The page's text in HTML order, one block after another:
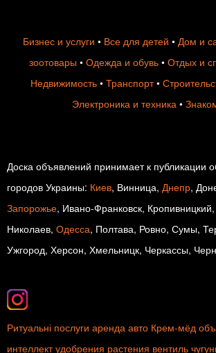
Бизнес и услуги • Все для детей • Дом и
зоотовары • Одежда и обувь • Отдых и
Недвижимость• Транспорт•
Электроника и техника •
Доска объявлений принимает к публикации
городов Украины: Киев, Винница, Днепр,
Запорожье, Ивано-Франковск,
Николаев, Одесса, Полтава, Ровно, Сумы,
Ужгород, Херсон, Хмельницк, Черкассы,
Ритуальні послуги аренда авто Крем-мёд
интеллектудобрения растения вентиль